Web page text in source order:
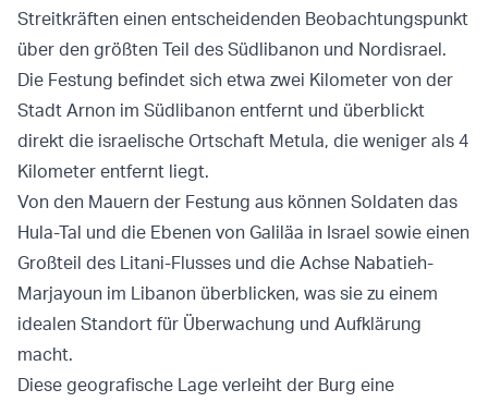
Streitkräften einen entscheidenden Beobachtungspunkt
über den größten Teil des Südlibanon und Nordisrael.
Die Festung befindet sich etwa zwei Kilometer von der
Stadt Arnon im Südlibanon entfernt und überblickt
direkt die israelische Ortschaft Metula, die weniger als 4
Kilometer entfernt liegt.
Von den Mauern der Festung aus können Soldaten das
Hula-Tal und die Ebenen von Galiläa in Israel sowie einen
Großteil des Litani-Flusses und die Achse Nabatieh-
Marjayoun im Libanon überblicken, was sie zu einem
idealen Standort für Überwachung und Aufklärung
macht.
Diese geografische Lage verleiht der Burg eine